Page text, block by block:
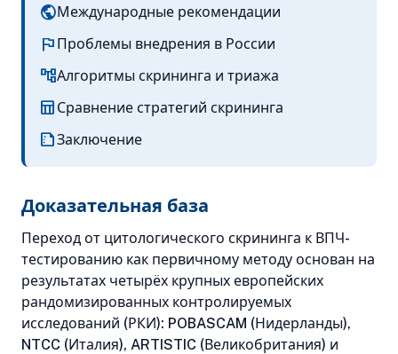
publicМеждународные рекомендации
flag Проблемы внедрения в России
account_treeАлгоритмы скрининга и триажа
table_chart Сравнение стратегий скрининга
summarizeЗаключение
Доказательная база
Переход от цитологического скрининга к ВПЧ-
тестированию как первичному методу основан на
результатах четырёх крупных европейских
рандомизированных контролируемых
исследований (РКИ): POBASCAM (Нидерланды),
NTCC (Италия), ARTISTIC (Великобритания) и